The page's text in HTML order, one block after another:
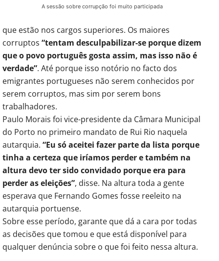
A sessão sobre corrupção foi muito participada
que estão nos cargos superiores. Os maiores
corruptos “tentam desculpabilizar-se porque dizem
que o povo português gosta assim, mas isso não é
verdade”. Até porque isso notório no facto dos
emigrantes portugueses não serem conhecidos por
serem corruptos, mas sim por serem bons
trabalhadores.
Paulo Morais foi vice-presidente da Câmara Municipal
do Porto no primeiro mandato de Rui Rio naquela
autarquia. “Eu só aceitei fazer parte da lista porque
tinha a certeza que iríamos perder e também na
altura devo ter sido convidado porque era para
perder as eleições”, disse. Na altura toda a gente
esperava que Fernando Gomes fosse reeleito na
autarquia portuense.
Sobre esse período, garante que dá a cara por todas
as decisões que tomou e que está disponível para
qualquer denúncia sobre o que foi feito nessa altura.